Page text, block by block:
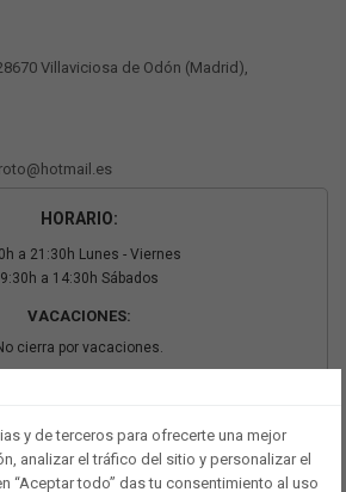
Villaviciosa de Odón (Madrid),
HORARIO:
a 21:30h Lunes - Viernes
9:30h a 14:30h Sábados
VACACIONES:
cierra por vacaciones.
y de terceros para ofrecerte una mejor
analizar el tráfico del sitio y personalizar el
“Aceptar todo” das tu consentimiento al uso